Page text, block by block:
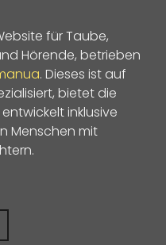
für Taube,
Hörende, betrieben
. Dieses ist auf
bietet die
inklusive
Menschen mit